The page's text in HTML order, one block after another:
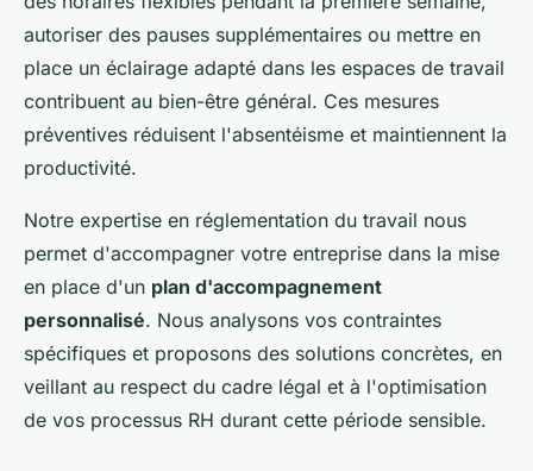
autoriser des pauses supplémentaires ou mettre en
place un éclairage adapté dans les espaces de travail
contribuent au bien-être général. Ces mesures
préventives réduisent l'absentéisme et maintiennent la
productivité.
Notre expertise en réglementation du travail nous
permet d'accompagner votre entreprise dans la mise
en place d'un plan d'accompagnement
personnalisé. Nous analysons vos contraintes
spécifiques et proposons des solutions concrètes, en
veillant au respect du cadre légal et à l'optimisation
de vos processus RH durant cette période sensible.